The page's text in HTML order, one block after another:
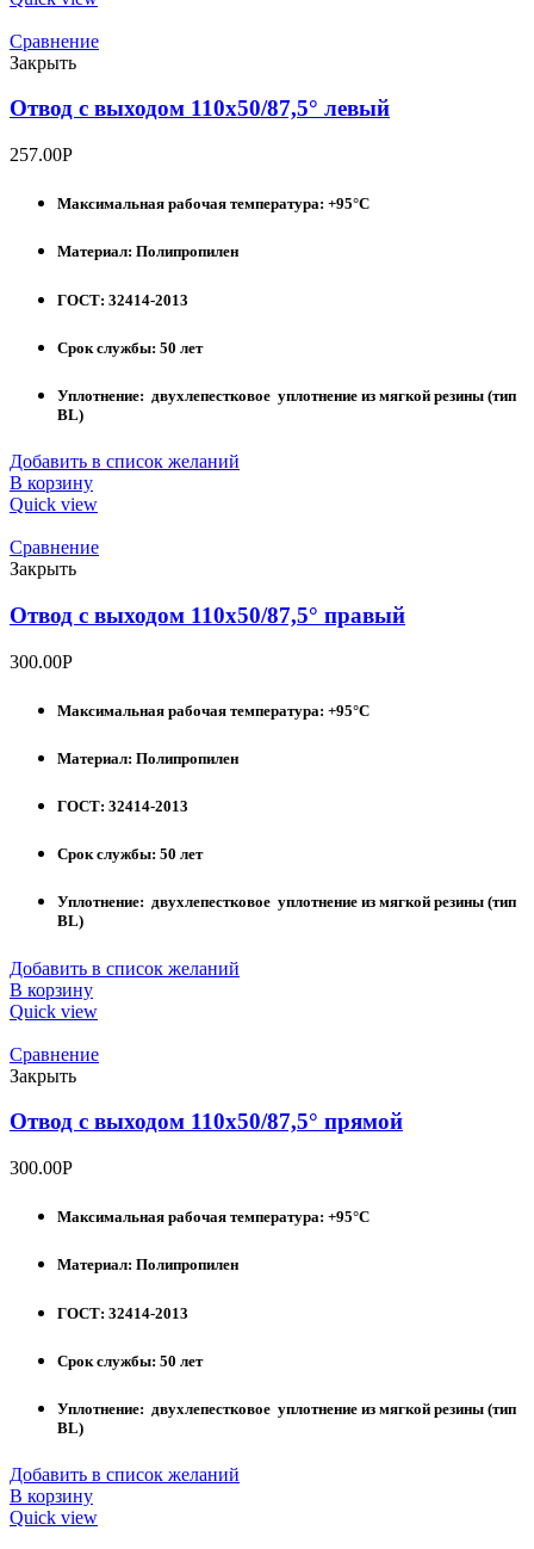
Сравнение
Закрыть
Отвод с выходом 110х50/87,5° левый
257.00Р
Максимальная рабочая температура: +95°С
Материал: Полипропилен
ГОСТ: 32414-2013
Срок службы: 50 лет
Уплотнение: двухлепестковое уплотнение из мягкой резины (тип
BL)
Добавить в список желаний
В корзину
Quick view
Сравнение
Закрыть
Отвод с выходом 110х50/87,5° правый
300.00Р
Максимальная рабочая температура: +95°С
Материал: Полипропилен
ГОСТ: 32414-2013
Срок службы: 50 лет
Уплотнение: двухлепестковое уплотнение из мягкой резины (тип
BL)
Добавить в список желаний
В корзину
Quick view
Сравнение
Закрыть
Отвод с выходом 110х50/87,5° прямой
300.00Р
Максимальная рабочая температура: +95°С
Материал: Полипропилен
ГОСТ: 32414-2013
Срок службы: 50 лет
Уплотнение: двухлепестковое уплотнение из мягкой резины (тип
BL)
Добавить в список желаний
В корзину
Quick view